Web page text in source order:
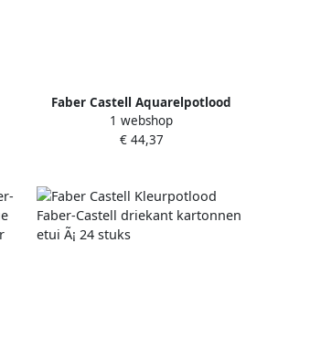
Faber Castell Aquarelpotlood
Faber-Castell Albrecht Durer &
Pitt Artist Pen 21-delig
1 webshop
€ 44,37